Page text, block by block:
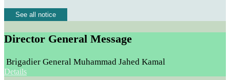
See all notice
Director General Message
Brigadier General Muhammad Jahed Kamal
Details